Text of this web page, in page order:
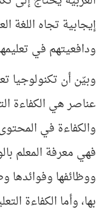
إيجابية تجاه اللغة
ودافعيتهم في
وبيّن أن تكنولوجيا
عناصر هي الكفاءة
والكفاءة في
فهي معرفة المعلم
ووظائفها وفوائدها
بها، وأما الكفاءة